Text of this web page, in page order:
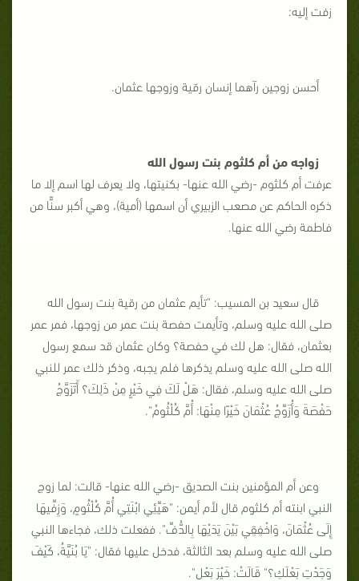
زفت إليه:
أحسن زوجين رآهما إنسان رقية وزوجها عثمان.
زواجه من أم كلثوم بنت رسول الله
عرفت أم كلثوم -رضي الله عنها- بكنيتها، ولا يعرف لها اسم إلا ما
ذكره الحاكم عن مصعب الزبيري أن اسمها (أمية)، وهي أكبر سنًّا من
فاطمة رضي الله عنها.
قال سعيد بن المسيب: "تأيم عثمان من رقية بنت رسول الله
صلى الله عليه وسلم، وتأيمت حفصة بنت عمر من زوجها، فمر عمر
بعثمان، فقال: هل لك في حفصة؟ وكان عثمان قد سمع رسول
الله صلى الله عليه وسلم يذكرها فلم يجبه، وذكر ذلك عمر للنبي
صلى الله عليه وسلم، فقال: هَلْ لَكَ فِي خَيْرٍ مِنْ ذَلِكَ؟ أَتَزَوَّجُ
حَفْصَةَ وَأُزَوِّجُ عُثْمَانَ خَيْرًا مِنْهَا: أُمَّ كُلْثُومُ".
وعن أم المؤمنين بنت الصديق -رضي الله عنها- قالت: لما زوج
النبي ابنته أم كلثوم قال لأم أيمن: "هَيِّئِي ابْنَتِي أُمَّ كُلْثُومٍ، وَزِفِّيهَا
إِلَى عُثْمَانَ، وَاخْفِقِي بَيْنَ يَدَيْهَا بِالدُّفِّ". ففعلت ذلك، فجاءها النبي
صلى الله عليه وسلم بعد الثالثة، فدخل عليها فقال: "يَا بُنَيَّةُ، كَيْفَ
وَجَدْتِ بَعْلَكِ؟" قَالَتْ: خَيْرَ بَعْلٍ".